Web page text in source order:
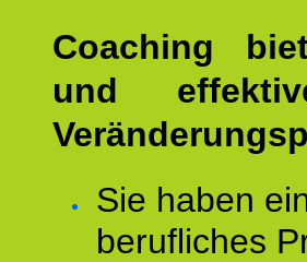
Coaching
und
Sie haben
berufliches